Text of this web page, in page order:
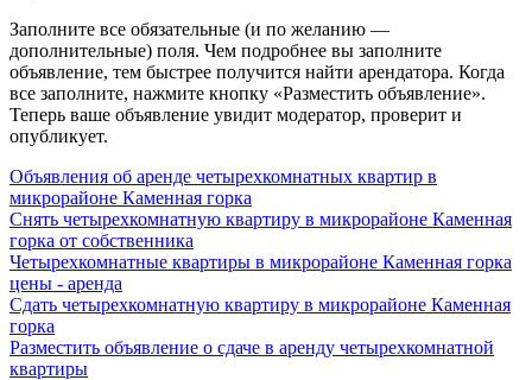
Заполните все обязательные (и по желанию —
дополнительные) поля. Чем подробнее вы заполните
объявление, тем быстрее получится найти арендатора. Когда
все заполните, нажмите кнопку «Разместить объявление».
Теперь ваше объявление увидит модератор, проверит и
опубликует.
Объявления об аренде четырехкомнатных квартир в
микрорайоне Каменная горка
Снять четырехкомнатную квартиру в микрорайоне Каменная
горка от собственника
Четырехкомнатные квартиры в микрорайоне Каменная горка
цены - аренда
Сдать четырехкомнатную квартиру в микрорайоне Каменная
горка
Разместить объявление о сдаче в аренду четырехкомнатной
квартиры